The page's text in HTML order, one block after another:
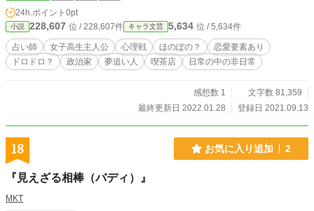
24h.ポイント 0pt
小説 228,607 位 / 228,607件 キャラ文芸 5,634 位 / 5,634件
占い師 女子高生主人公 心理戦 ほのぼの？
恋愛要素あり
ドロドロ？
政治家 夢追い人 喫茶店 日常の中の非日常
感想数 1
文字数 81,359
最終更新日 2022.01.28
登録日 2021.09.13
18 お気に入り追加 2
『見えざる相棒（バディ）』
MKT